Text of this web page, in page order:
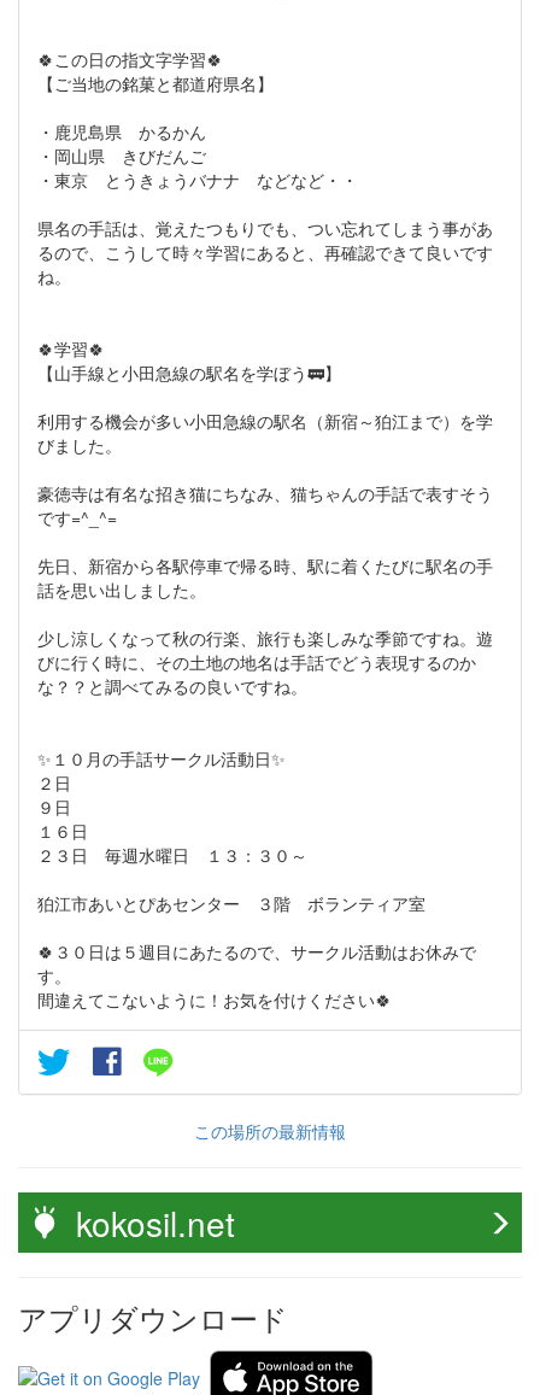
🍀この日の指文字学習🍀
【ご当地の銘菓と都道府県名】
・鹿児島県 かるかん
・岡山県 きびだんご
・東京 とうきょうバナナ などなど・・
県名の手話は、覚えたつもりでも、つい忘れてしまう事があ
るので、こうして時々学習にあると、再確認できて良いです
ね。
🍀学習🍀
【山手線と小田急線の駅名を学ぼう🚃】
利用する機会が多い小田急線の駅名（新宿～狛江まで）を学
びました。
豪徳寺は有名な招き猫にちなみ、猫ちゃんの手話で表すそう
です=^_^=
先日、新宿から各駅停車で帰る時、駅に着くたびに駅名の手
話を思い出しました。
少し涼しくなって秋の行楽、旅行も楽しみな季節ですね。遊
びに行く時に、その土地の地名は手話でどう表現するのか
な？？と調べてみるの良いですね。
✨１０月の手話サークル活動日✨
２日
９日
１６日
２３日 毎週水曜日 １３：３０～
狛江市あいとぴあセンター ３階 ボランティア室
🍀３０日は５週目にあたるので、サークル活動はお休みで
す。
間違えてこないように！お気を付けください🍀
この場所の最新情報
kokosil.net
アプリダウンロード